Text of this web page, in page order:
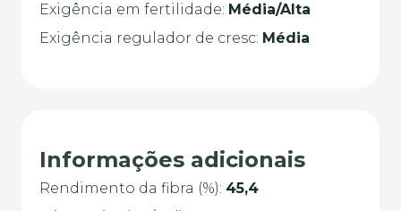
Exigência em fertilidade: Média/Alta
Exigência regulador de cresc: Média
Informações adicionais
Rendimento da fibra (%): 45,4